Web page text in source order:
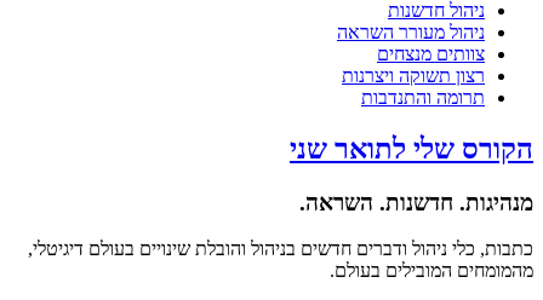
ניהול חדשנות
ניהול מעורר השראה
צוותים מנצחים
רצון תשוקה ויצרנות
תרומה והתנדבות
הקורס שלי לתואר שני
מנהיגות. חדשנות. השראה.
כתבות, כלי ניהול ודברים חדשים בניהול והובלת שינויים בעולם דיגיטלי,
מהמומחים המובילים בעולם.